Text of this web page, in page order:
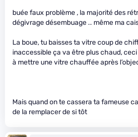
buée faux problème , la majorité des
dégivrage désembuage .. même ma
La boue, tu baisses ta vitre coup de
inaccessible ça va être plus chaud,
à mettre une vitre chauffée après
Mais quand on te cassera ta fameuse
de la remplacer de si tôt